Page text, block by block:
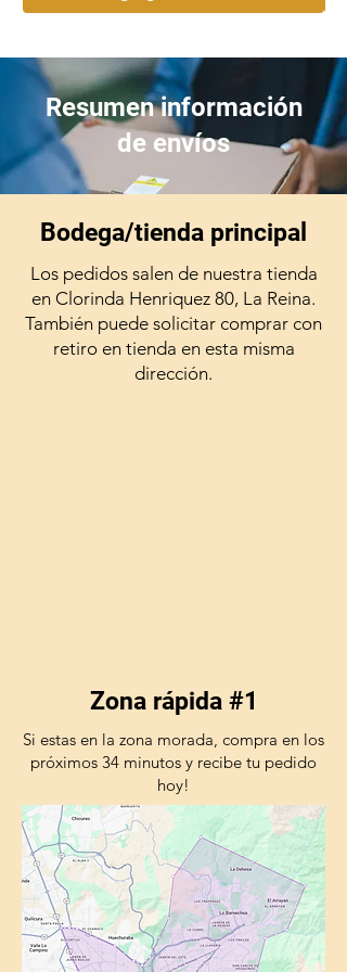
Resumen información
de envíos
Bodega/tienda principal
Los pedidos salen de nuestra tienda
en Clorinda Henriquez 80, La Reina.
También puede solicitar comprar con
retiro en tienda en esta misma
dirección.
Zona rápida #1
Si estas en la zona morada, compra en los
próximos 34 minutos y recibe tu pedido
hoy!